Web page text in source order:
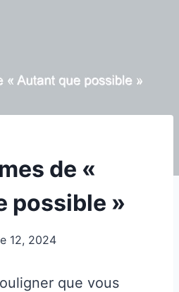
de «
possible »
12, 2024
que vous